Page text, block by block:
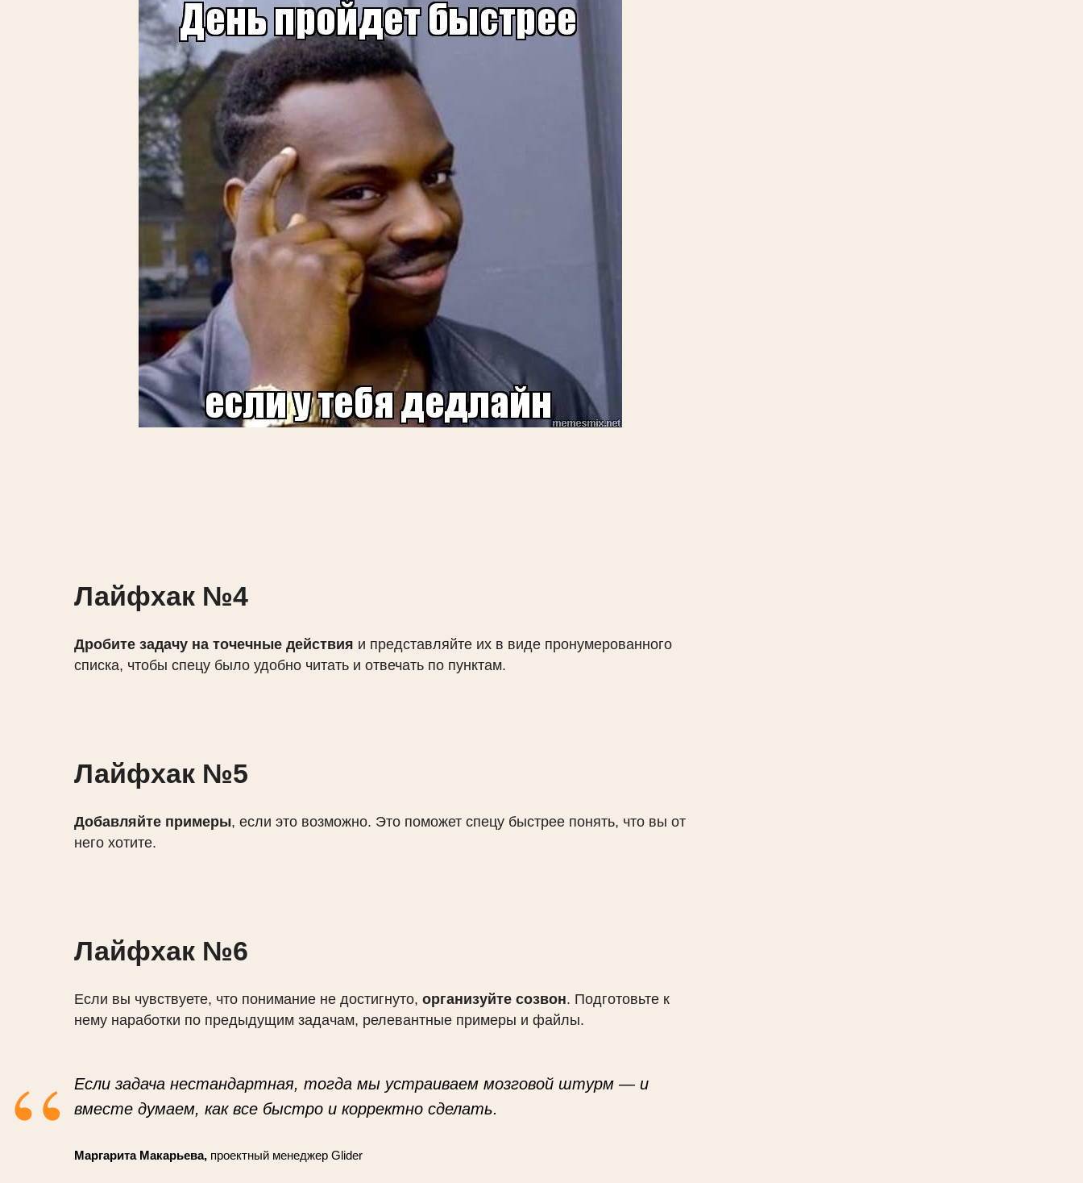
Лайфхак №4
Дробите задачу на точечные действия и представляйте их в виде пронумерованного
списка, чтобы спецу было удобно читать и отвечать по пунктам.
Лайфхак №5
Добавляйте примеры, если это возможно. Это поможет спецу быстрее понять, что вы от
него хотите.
Лайфхак №6
Если вы чувствуете, что понимание не достигнуто, организуйте созвон. Подготовьте к
нему наработки по предыдущим задачам, релевантные примеры и файлы.
“
Если задача нестандартная, тогда мы устраиваем мозговой штурм — и
вместе думаем, как все быстро и корректно сделать.
Маргарита Макарьева, проектный менеджер Glider